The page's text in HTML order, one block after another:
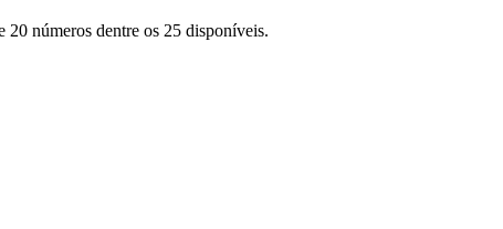
números dentre os 25 disponíveis.